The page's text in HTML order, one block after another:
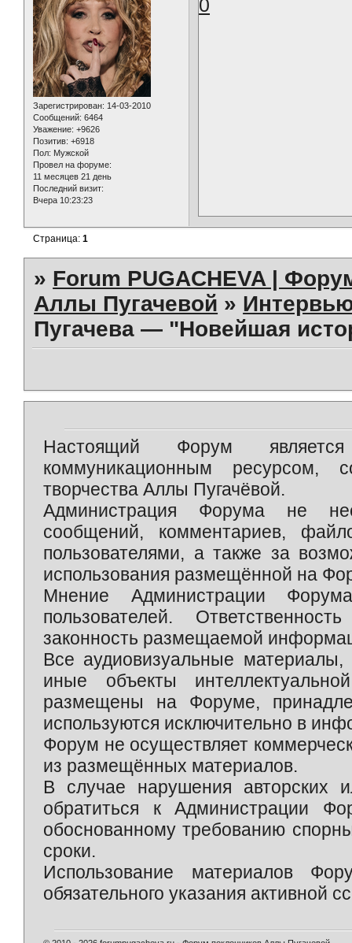
Зарегистрирован: 14-03-2010
Сообщений: 6464
Уважение: +9626
Позитив: +6918
Пол: Мужской
Провел на форуме:
11 месяцев 21 день
Последний визит:
Вчера 10:23:23
0
Страница:1
» Forum PUGACHEVA |
Аллы Пугачевой »
Пугачева — "Новейшая
Настоящий Форум является
коммуникационным ресурсом,
творчества Аллы Пугачёвой.
Администрация Форума не
сообщений, комментариев,
пользователями, а также за
использования размещённой на
Мнение Администрации
пользователей.
законность размещаемой
Все аудиовизуальные
иные объекты
размещены на Форуме,
используются исключительно в
Форум не осуществляет
из размещённых материалов.
В случае нарушения авторских
обратиться к Администрации
обоснованному требованию
сроки.
Использование материалов
обязательного указания активной